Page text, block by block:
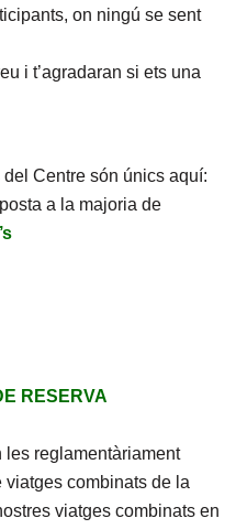
on ningú se sent
i t’agradaran si ets una
Centre són únics aquí:
a la majoria de
RESERVA
les reglamentàriament
combinats de la
viatges combinats en